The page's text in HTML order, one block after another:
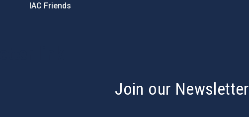
IAC Friends
Join our Newsletter